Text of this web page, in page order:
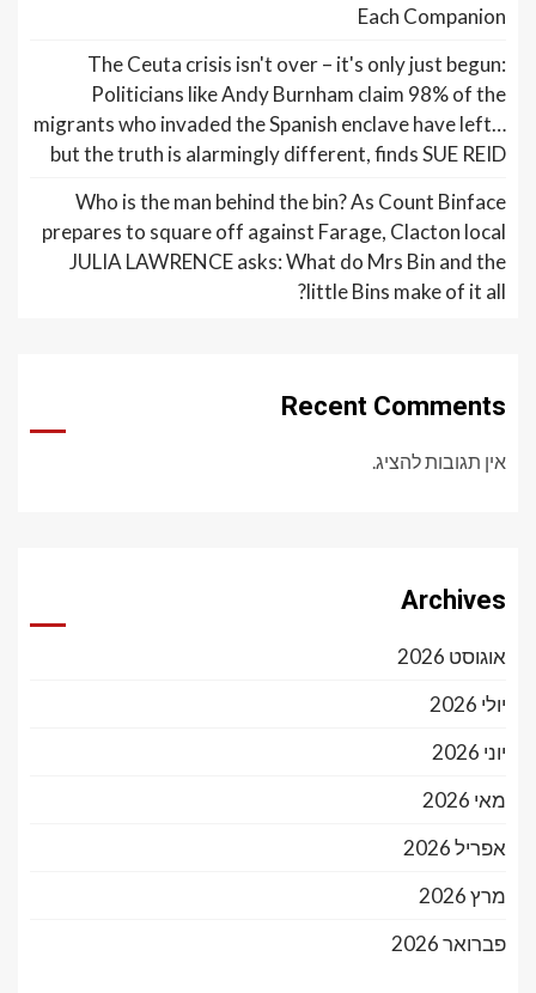
Each Companion
The Ceuta crisis isn't over – it's only just begun:
Politicians like Andy Burnham claim 98% of the
migrants who invaded the Spanish enclave have left…
but the truth is alarmingly different, finds SUE REID
Who is the man behind the bin? As Count Binface
prepares to square off against Farage, Clacton local
JULIA LAWRENCE asks: What do Mrs Bin and the
little Bins make of it all?
Recent Comments
אין תגובות להציג.
Archives
אוגוסט 2026
יולי 2026
יוני 2026
מאי 2026
אפריל 2026
מרץ 2026
פברואר 2026